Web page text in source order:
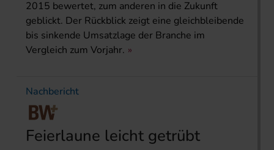
2015 bewertet, zum anderen in die Zukunft
geblickt. Der Rückblick zeigt eine gleichbleibende
bis sinkende Umsatzlage der Branche im
Vergleich zum Vorjahr.
Nachbericht
Feierlaune leicht getrübt